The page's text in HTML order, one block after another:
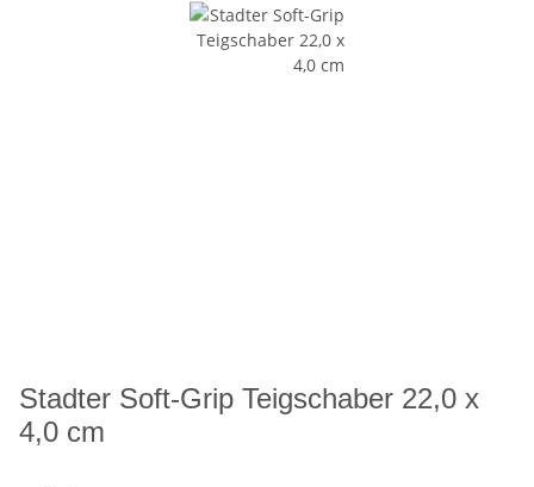
Stadter Soft-Grip Teigschaber 22,0 x
4,0 cm